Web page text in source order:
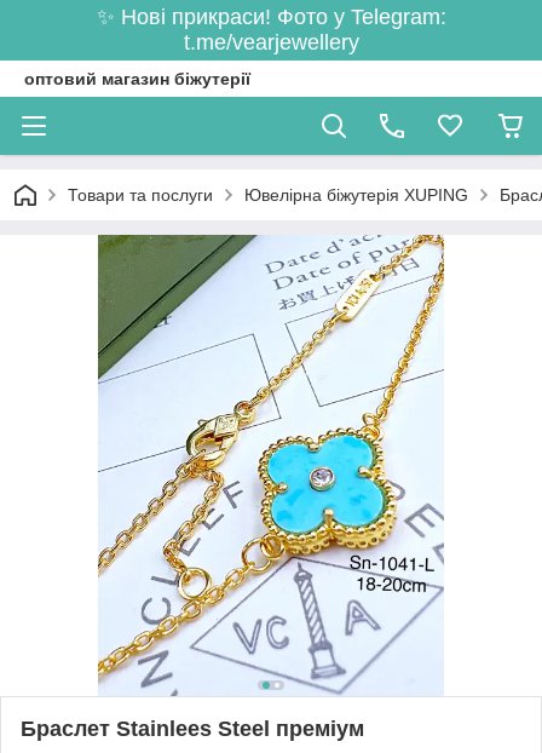
✨ Нові прикраси! Фото у Telegram:
t.me/vearjewellery
оптовий магазин біжутерії
Товари та послуги Ювелірна біжутерія XUPING
Браслет Stainlees Steel преміум